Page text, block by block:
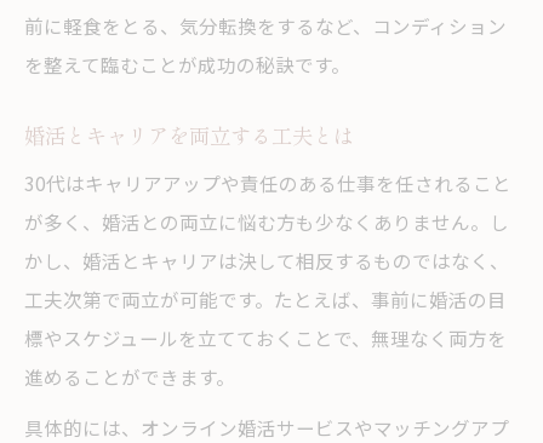
前に軽食をとる、気分転換をするなど、コンディション
を整えて臨むことが成功の秘訣です。
婚活とキャリアを両立する工夫とは
30代はキャリアアップや責任のある仕事を任されること
が多く、婚活との両立に悩む方も少なくありません。し
かし、婚活とキャリアは決して相反するものではなく、
工夫次第で両立が可能です。たとえば、事前に婚活の目
標やスケジュールを立てておくことで、無理なく両方を
進めることができます。
具体的には、オンライン婚活サービスやマッチングアプ